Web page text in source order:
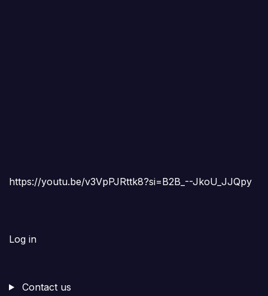
https://youtu.be/v3VpPJRttk8?si=B2B_--JkoU_JJQpy
Log in
Contact us